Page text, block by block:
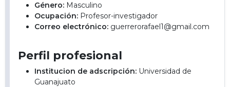
Género: Masculino
Ocupación: Profesor-investigador
Correo electrónico: guerrerorafael1@gmail.com
Perfil profesional
Institucion de adscripción: Universidad de
Guanajuato